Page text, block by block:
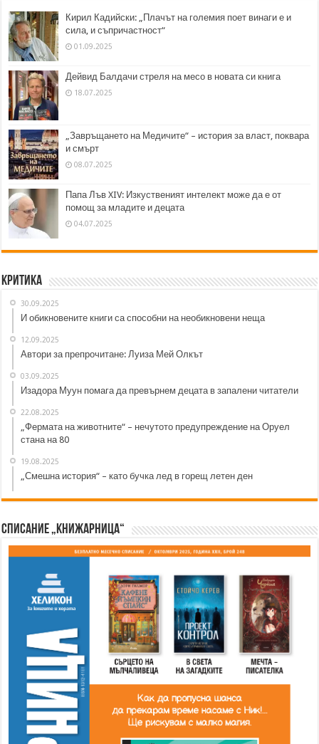
Кирил Кадийски: „Плачът на големия поет винаги е и
сила, и съпричастност“
01.09.2025
Дейвид Балдачи стреля на месо в новата си книга
18.07.2025
„Завръщането на Медичите“ – история за власт, поквара
и смърт
08.07.2025
Папа Лъв XIV: Изкуственият интелект може да е от
помощ за младите и децата
04.07.2025
Критика
30.09.2025
И обикновените книги са способни на необикновени неща
12.09.2025
Автори за препрочитане: Луиза Мей Олкът
03.09.2025
Изадора Муун помага да превърнем децата в запалени читатели
22.08.2025
„Фермата на животните“ – нечутото предупреждение на Оруел
стана на 80
19.08.2025
„Смешна история“ – като бучка лед в горещ летен ден
Списание „Книжарница“